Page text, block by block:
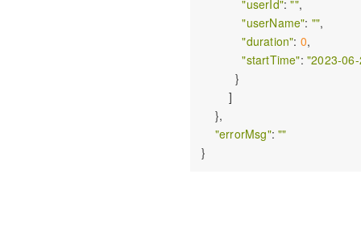
"userId": "",
"userName": "",
"duration": 0,
"startTime": "2023-
          }
        ]
    },
"errorMsg": ""